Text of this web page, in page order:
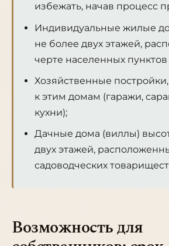
избежать, начав процесс
Индивидуальные жилые
не более двух этажей,
черте населенных
Хозяйственные
к этим домам (гаражи,
кухни);
Дачные дома (виллы)
двух этажей,
садоводческих
Возможность для